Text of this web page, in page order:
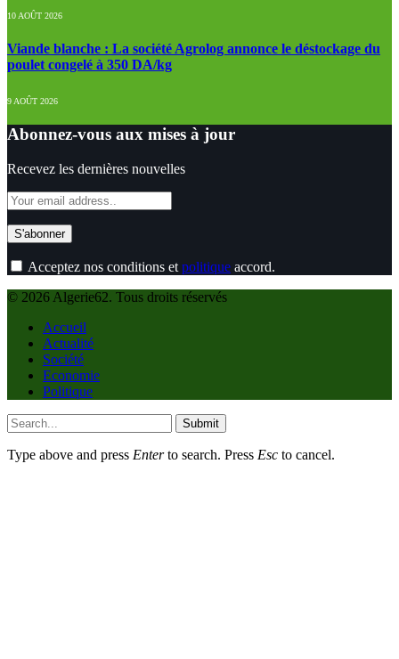
10 AOÛT 2026
Viande blanche : La société Agrolog annonce le déstockage du
poulet congelé à 350 DA/kg
9 AOÛT 2026
Abonnez-vous aux mises à jour
Recevez les dernières nouvelles
Acceptez nos conditions et politique accord.
© 2026 Algerie62. Tous droits réservés
Accueil
Actualité
Société
Economie
Politique
Submit
Type above and press Enterto search. Press Esc to cancel.